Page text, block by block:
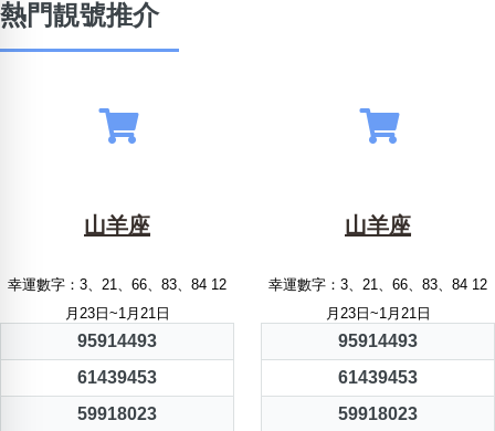
熱門靚號推介
山羊座
幸運數字：3、21、66、83、84 12
月23日~1月21日
95914493
61439453
59918023
山羊座
幸運數字：3、21、66、83、84 12
月23日~1月21日
95914493
61439453
59918023